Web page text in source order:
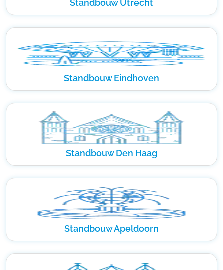
Standbouw Utrecht
Standbouw Eindhoven
Standbouw Den Haag
Standbouw Apeldoorn